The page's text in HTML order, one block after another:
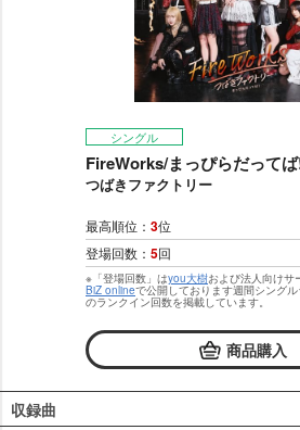
シングル
FireWorks/まっぴらだって
つばきファクトリー
最高順位： 3位
登場回数： 5回
※「登場回数」はyou大樹および法人向けサ
BiZ onlineで公開しております週間シング
のランクイン回数を掲載しています。
商品購入
収録曲